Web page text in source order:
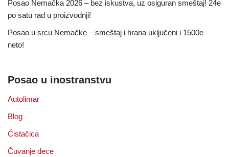
Posao Nemačka 2026 – bez iskustva, uz osiguran smeštaj! 24e
po satu rad u proizvodnji!
Posao u srcu Nemačke – smeštaj i hrana uključeni i 1500e
neto!
Posao u inostranstvu
Autolimar
Blog
Čistačica
Čuvanje dece